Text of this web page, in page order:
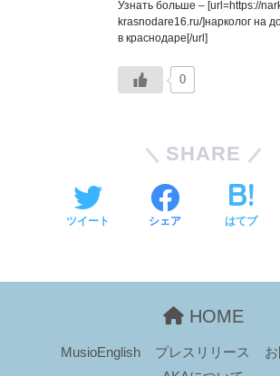
Узнать больше – [url=https://
krasnodare16.ru/]нарколог на
в краснодаре[/url]
0
SHARE
ツイート シェア はてブ
HOME
MusioEnglish プレスリリース